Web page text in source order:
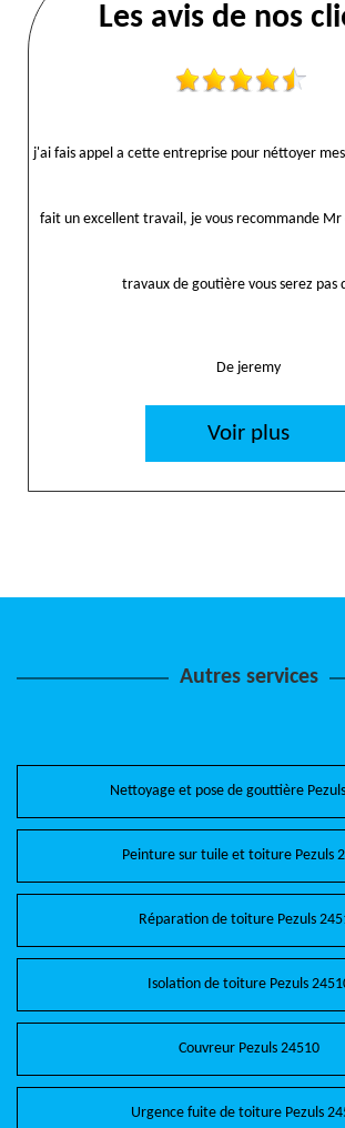
Les avis de nos
j'ai fais appel a cette entreprise pour néttoyer
fait un excellent travail, je vous recommande Mr
travaux de goutière vous serez pas
De jeremy
Voir plus
Autres services
Nettoyage et pose de gouttière
Peinture sur tuile et toiture Pezuls
Réparation de toiture Pezuls
Isolation de toiture Pezuls
Couvreur Pezuls 24510
Urgence fuite de toiture Pezuls